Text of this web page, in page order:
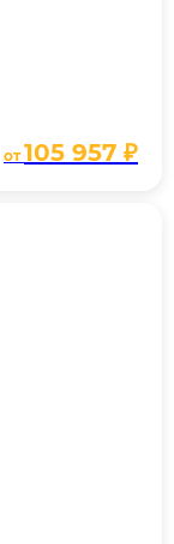
от105 957 ₽